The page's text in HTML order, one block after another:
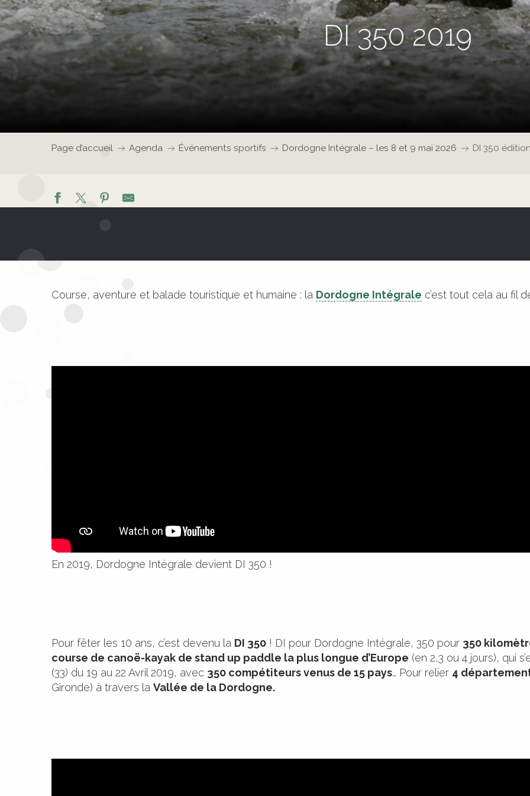
DI 350 2019
Page d’accueil Agenda Événements sportifs Dordogne Intégrale – les 8 et 9 mai 2026 DI 350
Course, aventure et balade touristique et humaine : la Dordogne Intégrale c’est tout cela au fil
En 2019, Dordogne Intégrale devient DI 350 !
Pour fêter les 10 ans, c’est devenu la DI 350 ! DI pour Dordogne Intégrale, 350 pour 350
course de canoë-kayak de stand up paddle la plus longue d’Europe (en 2,3 ou 4 jours), qui
(33) du 19 au 22 Avril 2019, avec 350 compétiteurs venus de 15 pays… Pour relier 4
Gironde) à travers la Vallée de la Dordogne.